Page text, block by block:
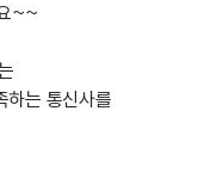
~~
하는 통신사를